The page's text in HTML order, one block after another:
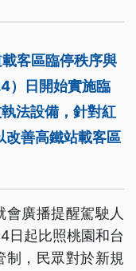
客區臨停秩序與
）日開始實施臨
法設備，針對紅
改善高鐵站載客區
廣播提醒駕駛人
日起比照桃園和台
，民眾對於新規